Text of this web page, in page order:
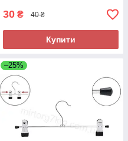
30 ₴ 40 ₴
Купити
–25%